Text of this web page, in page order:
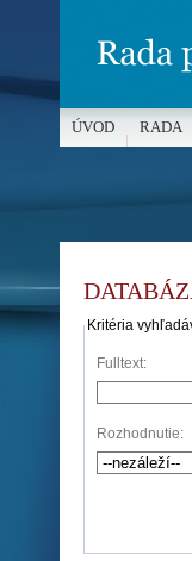
Kritéria
Fulltext:
Rozhodnutie:
ÚVOD RADA